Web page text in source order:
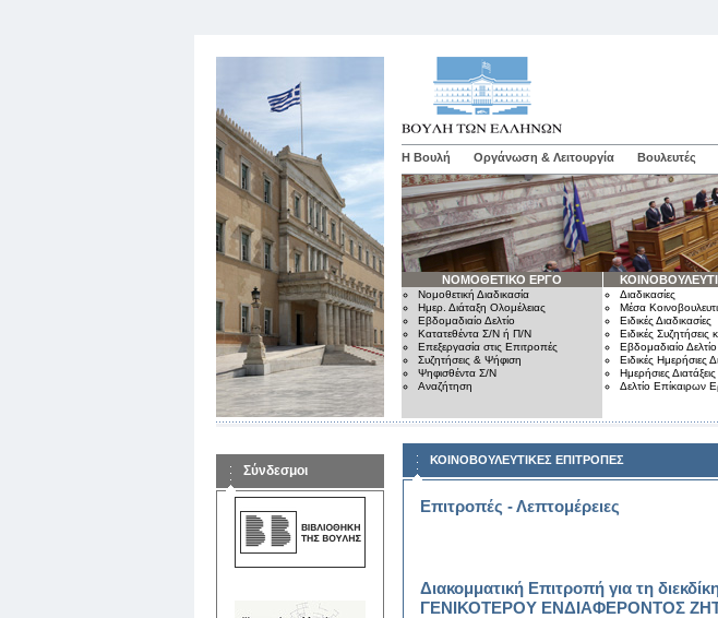
Η Βουλή Οργάνωση & Λειτουργία Βουλευτές
ΝΟΜΟΘΕΤΙΚΟ ΕΡΓΟ
Νομοθετική Διαδικασία
Ημερ. Διάταξη Ολομέλειας
Εβδομαδιαίο Δελτίο
Κατατεθέντα Σ/Ν ή Π/Ν
Επεξεργασία στις Επιτροπές
Συζητήσεις & Ψήφιση
Ψηφισθέντα Σ/Ν
Αναζήτηση
Διαδικασίες
Μέσα
Ειδικές Διαδικασίες
Ειδικές Συζητήσεις
Εβδομαδιαίο Δελτίο
Ειδικές Ημερήσιες
Ημερήσιες
Δελτίο Επίκαιρων
Σύνδεσμοι
ΚΟΙΝΟΒΟΥΛΕΥΤΙΚΕΣ ΕΠΙΤΡΟΠΕΣ
Επιτροπές - Λεπτομέρειες
Διακομματική Επιτροπή για τη
ΓΕΝΙΚΟΤΕΡΟΥ ΕΝΔΙΑΦΕΡΟΝΤΟΣ